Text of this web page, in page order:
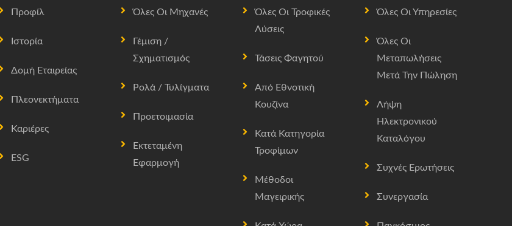
Προφίλ
Ιστορία
Δομή Εταιρείας
Πλεονεκτήματα
Καριέρες
ESG
Όλες Οι Μηχανές
Γέμιση /
Σχηματισμός
Ρολά / Τυλίγματα
Προετοιμασία
Εκτεταμένη
Εφαρμογή
Όλες Οι Τροφικές
Λύσεις
Τάσεις Φαγητού
Από Εθνοτική
Κουζίνα
Κατά Κατηγορία
Τροφίμων
Μέθοδοι
Μαγειρικής
Όλες Οι Υπηρεσίες
Όλες Οι
Μεταπωλήσεις
Μετά Την Πώληση
Λήψη
Ηλεκτρονικού
Καταλόγου
Συχνές Ερωτήσεις
Συνεργασία